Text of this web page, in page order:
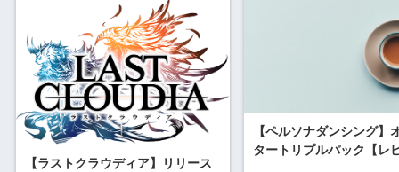
【ラストクラウディア】リリース
【ペルソナダンシング】
タートリプルパック【レ